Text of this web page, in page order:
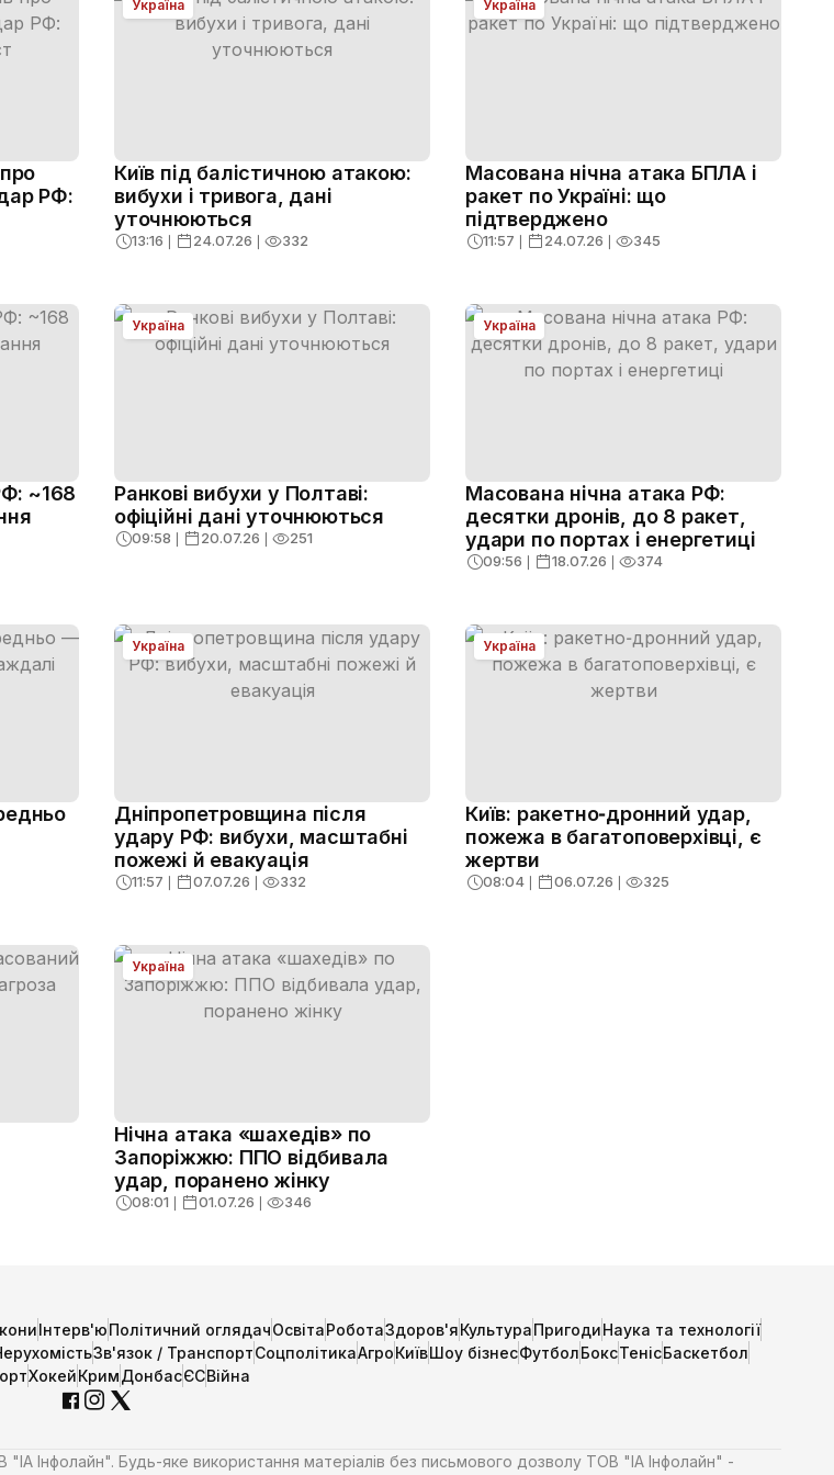
РФ:
Україна
Київ під балістичною атакою:
вибухи і тривога, дані
уточнюються
13:16 ❘ 24.07.26 ❘ 332
Україна
Масована нічна атака БПЛА і
ракет по Україні: що
підтверджено
11:57 ❘ 24.07.26 ❘ 345
~168
Україна
Ранкові вибухи у Полтаві:
офіційні дані уточнюються
09:58 ❘ 20.07.26 ❘ 251
Україна
Масована нічна атака РФ:
десятки дронів, до 8 ракет,
удари по портах і енергетиці
09:56 ❘ 18.07.26 ❘ 374
Україна
Дніпропетровщина після
удару РФ: вибухи, масштабні
пожежі й евакуація
11:57 ❘ 07.07.26 ❘ 332
Україна
Київ: ракетно‑дронний удар,
пожежа в багатоповерхівці, є
жертви
08:04 ❘ 06.07.26 ❘ 325
Україна
Нічна атака «шахедів» по
Запоріжжю: ППО відбивала
удар, поранено жінку
08:01 ❘ 01.07.26 ❘ 346
Інтерв'юПолітичний оглядачОсвітаРоботаЗдоров'яКультураПригодиНаука та технології
Зв'язок / ТранспортСоцполітикаАгроКиївШоу бізнесФутболБоксТенісБаскетбол
ХокейКримДонбасЄСВійна
Інфолайн". Будь-яке використання матеріалів без письмового дозволу ТОВ "ІА Інфолайн" -